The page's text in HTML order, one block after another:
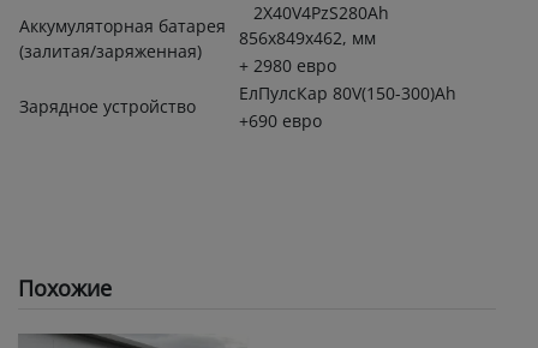
Аккумуляторная батарея
(залитая/заряженная)
2Х40V4PzS280Ah
856х849х462, мм
+ 2980 евро
Зарядное устройство
ЕлПулсКар 80V(150-300)Ah
+690 евро
Похожие